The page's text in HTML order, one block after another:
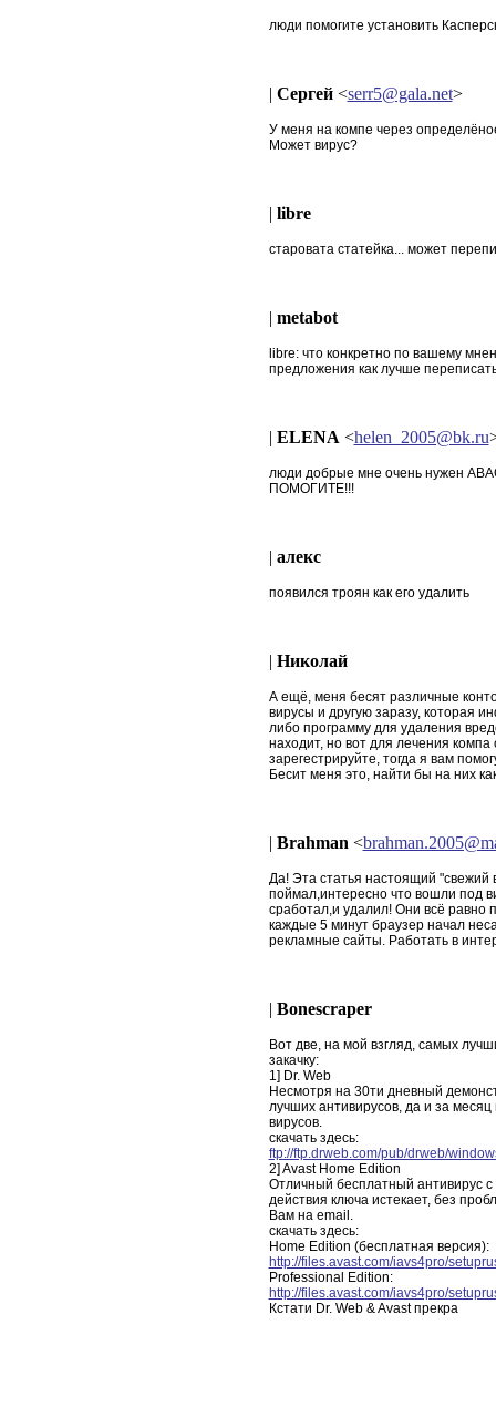
люди помогите установить
| Сергей<serr5@gala.net>
У меня на компе через
Может вирус?
| libre
старовата статейка... может
| metabot
libre: что конкретно по вашему
предложения как лучше
| ELENA <helen_2005@bk.ru
люди добрые мне очень нужен
ПОМОГИТЕ!!!
| алекс
появился троян как его удалить
| Николай
А ещё, меня бесят различные
вирусы и другую заразу, которая
либо программу для удаления
находит, но вот для лечения
зарегестрируйте, тогда я вам
Бесит меня это, найти бы на них
| Brahman <
Да! Эта статья настоящий "свежий
поймал,интересно что вошли под
сработал,и удалил! Они всё равно
каждые 5 минут браузер начал
рекламные сайты. Работать в
| Bonescraper
Вот две, на мой взгляд, самых
закачку:
1] Dr. Web
Несмотря на 30ти дневный
лучших антивирусов, да и за
вирусов.
скачать здесь:
ftp://ftp.drweb.com/pub/drweb/
2] Avast Home Edition
Отличный бесплатный антивирус с
действия ключа истекает, без
Вам на email.
скачать здесь:
Home Edition (бесплатная версия):
http://files.avast.com/iavs4pro/
Professional Edition:
http://files.avast.com/iavs4pro/
Кстати Dr. Web & Avast прекра